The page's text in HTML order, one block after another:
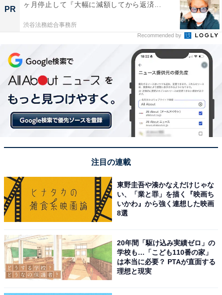
PR
ヶ月停止して『大幅に減額してから返済...
渋谷法務総合事務所
Recommended by
注目の連載
東野圭吾や湊かなえだけじゃな
い、「業と罪」を描く『映画ち
いかわ』から強く連想した映画
8選
20年間「駆け込み実績ゼロ」の
学校も…「こども110番の家」
は本当に必要？ PTAが直面する
理想と現実